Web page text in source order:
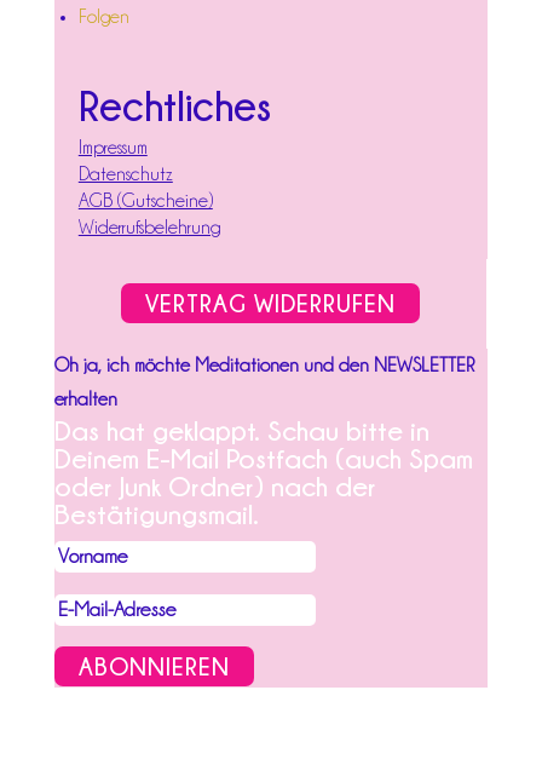
Folgen
Rechtliches
Impressum
Datenschutz
AGB (Gutscheine)
Widerrufsbelehrung
VERTRAG WIDERRUFEN
Oh ja, ich möchte Meditationen und den NEWSLETTER
erhalten
Das hat geklappt. Schau bitte in
Deinem E-Mail Postfach (auch Spam
oder Junk Ordner) nach der
Bestätigungsmail.
ABONNIEREN